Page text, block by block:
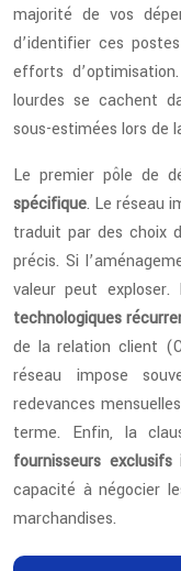
majorité de vos
d’identifier ces
efforts
lourdes se cachent
sous-estimées lors de
Le premier pôle de
spécifique. Le réseau
traduit par des choix
précis. Si
valeur peut
technologiques
de la relation client
réseau impose
redevances
terme. Enfin, la
fournisseurs exclusifs
capacité à négocier
marchandises.